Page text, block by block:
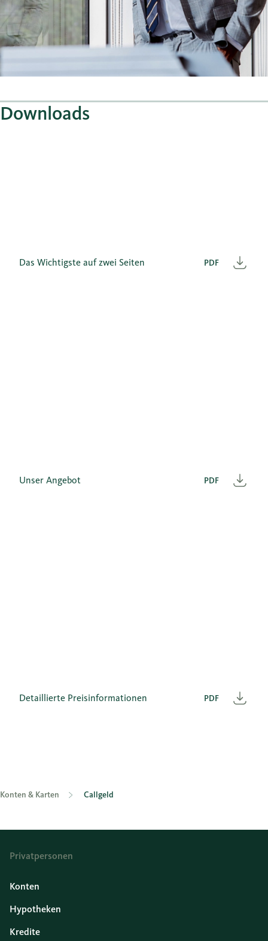
Downloads
PDF
Das Wichtigste auf zwei Seiten
PDF
Unser Angebot
PDF
Detaillierte Preisinformationen
Konten & Karten Callgeld
Privatpersonen
Konten
Hypotheken
Kredite